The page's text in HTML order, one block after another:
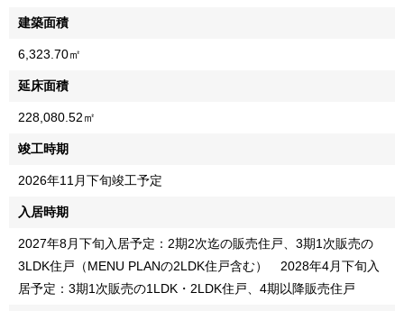
建築面積
6,323.70㎡
延床面積
228,080.52㎡
竣工時期
2026年11月下旬竣工予定
入居時期
2027年8月下旬入居予定：2期2次迄の販売住戸、3期1次販売の
3LDK住戸（MENU PLANの2LDK住戸含む） 2028年4月下旬入
居予定：3期1次販売の1LDK・2LDK住戸、4期以降販売住戸